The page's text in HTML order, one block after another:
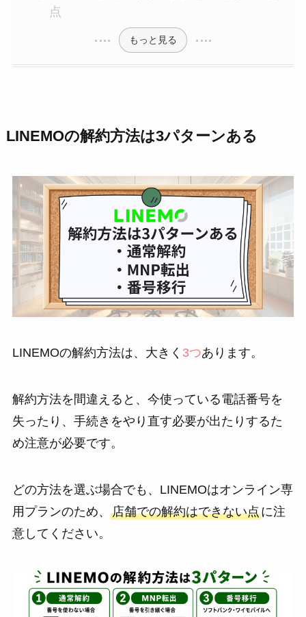
点
もっと見る
LINEMOの解約方法は3パターンある
LINEMOの解約方法は、大きく 3つあります。
解約方法を間違えると、今使っている電話番号を
失ったり、手続きをやり直す必要が出たりするた
め注意が必要です。
どの方法を選ぶ場合でも、LINEMOはオンライン専
用プランのため、 店舗での解約はできない点に注
意してください。